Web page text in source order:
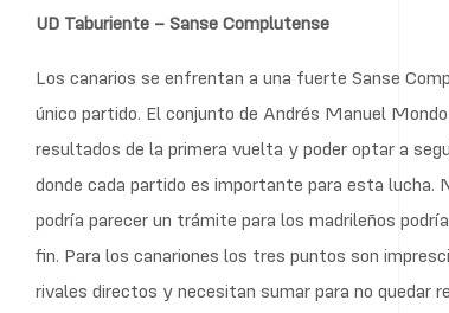
UD Taburiente – Sanse Complutense
Los canarios se enfrentan a una fuerte Sanse
único partido. El conjunto de Andrés Manuel
resultados de la primera vuelta y poder optar a
donde cada partido es importante para esta lucha.
podría parecer un trámite para los madrileños
fin. Para los canariones los tres puntos son
rivales directos y necesitan sumar para no quedar